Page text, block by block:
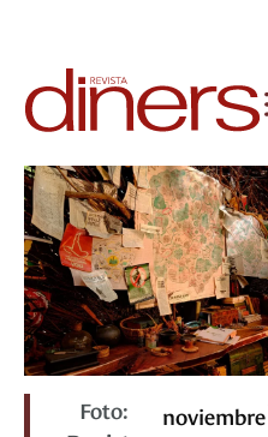
Foto:
noviembre